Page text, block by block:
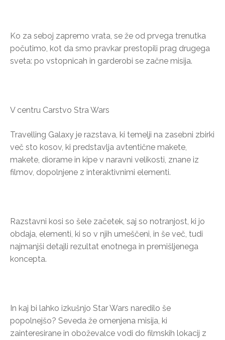
Ko za seboj zapremo vrata, se že od prvega trenutka
počutimo, kot da smo pravkar prestopili prag drugega
sveta: po vstopnicah in garderobi se začne misija.
V centru Carstvo Stra Wars
Travelling Galaxy je razstava, ki temelji na zasebni zbirki
več sto kosov, ki predstavlja avtentične makete,
makete, diorame in kipe v naravni velikosti, znane iz
filmov, dopolnjene z interaktivnimi elementi.
Razstavni kosi so šele začetek, saj so notranjost, ki jo
obdaja, elementi, ki so v njih umeščeni, in še več, tudi
najmanjši detajli rezultat enotnega in premišljenega
koncepta.
In kaj bi lahko izkušnjo Star Wars naredilo še
popolnejšo? Seveda že omenjena misija, ki
zainteresirane in oboževalce vodi do filmskih lokacij z